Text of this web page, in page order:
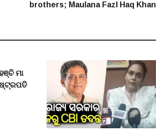
brothers; Maulana Fazl Haq Khan
ମା